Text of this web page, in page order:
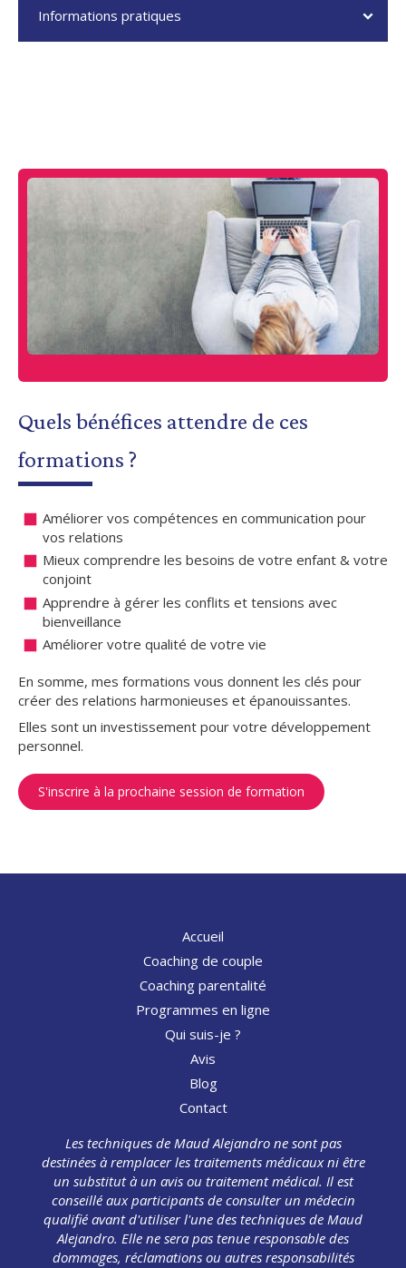
Informations pratiques
Quels bénéfices attendre de ces
formations ?
Améliorer vos compétences en communication pour
vos relations
Mieux comprendre les besoins de votre enfant & votre
conjoint
Apprendre à gérer les conflits et tensions avec
bienveillance
Améliorer votre qualité de votre vie
En somme, mes formations vous donnent les clés pour
créer des relations harmonieuses et épanouissantes.
Elles sont un investissement pour votre développement
personnel.
S'inscrire à la prochaine session de formation
Accueil
Coaching de couple
Coaching parentalité
Programmes en ligne
Qui suis-je ?
Avis
Blog
Contact
Les techniques de Maud Alejandro ne sont pas
destinées à remplacer les traitements médicaux ni être
un substitut à un avis ou traitement médical. Il est
conseillé aux participants de consulter un médecin
qualifié avant d'utiliser l'une des techniques de Maud
Alejandro. Elle ne sera pas tenue responsable des
dommages, réclamations ou autres responsabilités